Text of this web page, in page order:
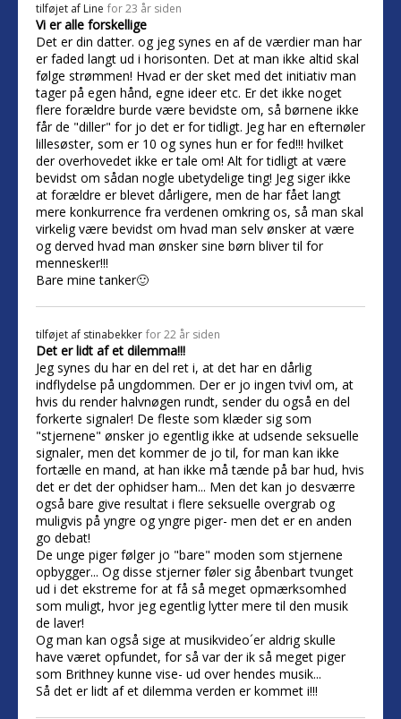
tilføjet af Line for 23 år siden
Vi er alle forskellige
Det er din datter. og jeg synes en af de værdier man har
er faded langt ud i horisonten. Det at man ikke altid skal
følge strømmen! Hvad er der sket med det initiativ man
tager på egen hånd, egne ideer etc. Er det ikke noget
flere forældre burde være bevidste om, så børnene ikke
får de "diller" for jo det er for tidligt. Jeg har en efternøler
lillesøster, som er 10 og synes hun er for fed!!! hvilket
der overhovedet ikke er tale om! Alt for tidligt at være
bevidst om sådan nogle ubetydelige ting! Jeg siger ikke
at forældre er blevet dårligere, men de har fået langt
mere konkurrence fra verdenen omkring os, så man skal
virkelig være bevidst om hvad man selv ønsker at være
og derved hvad man ønsker sine børn bliver til for
mennesker!!!
Bare mine tanker🙂
tilføjet af stinabekker for 22 år siden
Det er lidt af et dilemma!!!
Jeg synes du har en del ret i, at det har en dårlig
indflydelse på ungdommen. Der er jo ingen tvivl om, at
hvis du render halvnøgen rundt, sender du også en del
forkerte signaler! De fleste som klæder sig som
"stjernene" ønsker jo egentlig ikke at udsende seksuelle
signaler, men det kommer de jo til, for man kan ikke
fortælle en mand, at han ikke må tænde på bar hud, hvis
det er det der ophidser ham... Men det kan jo desværre
også bare give resultat i flere seksuelle overgrab og
muligvis på yngre og yngre piger- men det er en anden
go debat!
De unge piger følger jo "bare" moden som stjernene
opbygger... Og disse stjerner føler sig åbenbart tvunget
ud i det ekstreme for at få så meget opmærksomhed
som muligt, hvor jeg egentlig lytter mere til den musik
de laver!
Og man kan også sige at musikvideo´er aldrig skulle
have været opfundet, for så var der ik så meget piger
som Brithney kunne vise- ud over hendes musik...
Så det er lidt af et dilemma verden er kommet i!!!